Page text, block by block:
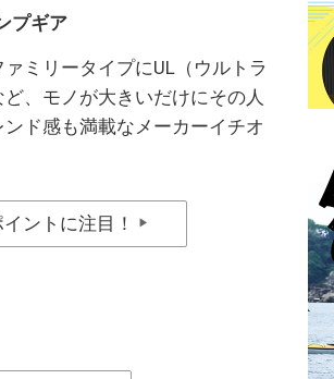
プギア
ミリータイプにUL（ウルトラ
、モノが大きいだけにその人
ド感も満載なメーカーイチオ
ントに注目！ ▶